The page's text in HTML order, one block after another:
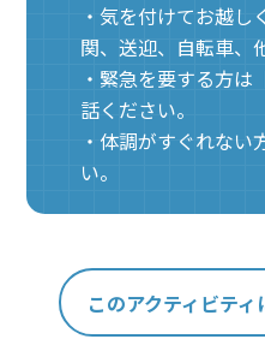
・気を付けてお越
関、送迎、自転車、
・緊急を要する方
話ください。
・体調がすぐれない
い。
このアクティビティ